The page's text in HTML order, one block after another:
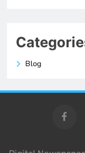
Blog